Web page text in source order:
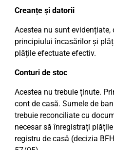
Creanțe și datorii
Acestea nu sunt evidențiate,
principiului încasărilor și
plățile efectuate efectiv.
Conturi de stoc
Acestea nu trebuie ținute.
cont de casă. Sumele de
trebuie reconciliate cu
necesar să înregistrați
registru de casă (decizia